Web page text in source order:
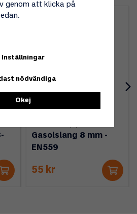
Gasolslang 8 mm -
EN559
55 kr
genom att klicka på
Inställningar
nödvändiga
Okej